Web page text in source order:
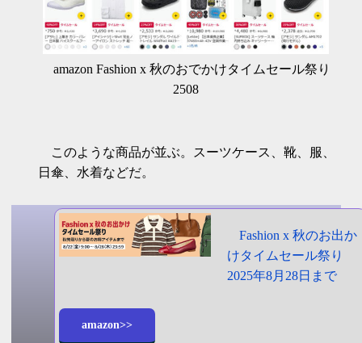
amazon Fashion x 秋のおでかけタイムセール祭り
2508
このような商品が並ぶ。スーツケース、靴、服、
日傘、水着などだ。
Fashion x 秋のお出か
けタイムセール祭り
2025年8月28日まで
amazon>>